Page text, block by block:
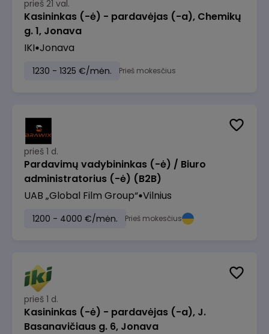
prieš 21 val.
Kasininkas (-ė) - pardavėjas (-a), Chemikų
g. 1, Jonava
IKI Jonava
1230 - 1325 €/mėn. Prieš mokesčius
prieš 1 d.
Pardavimų vadybininkas (-ė) / Biuro
administratorius (-ė) (B2B)
UAB „Global Film Group“ Vilnius
1200 - 4000 €/mėn. Prieš mokesčius
prieš 1 d.
Kasininkas (-ė) - pardavėjas (-a), J.
Basanavičiaus g. 6, Jonava